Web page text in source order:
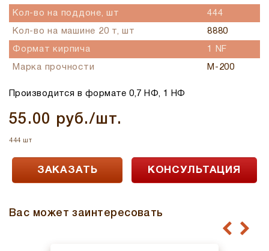
Кол-во на поддоне, шт 444
Кол-во на машине 20 т, шт 8880
Формат кирпича 1 NF
Марка прочности М-200
Производится в формате 0,7 НФ, 1 НФ
55.00 руб./шт.
444 шт
ЗАКАЗАТЬ КОНСУЛЬТАЦИЯ
Вас может заинтересовать